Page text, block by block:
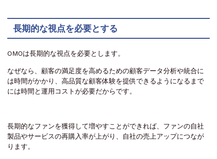
長期的な視点を必要とする
OMOは長期的な視点を必要とします。
なぜなら、顧客の満足度を高めるための顧客データ分析や統合に
は時間がかかり、高品質な顧客体験を提供できるようになるまで
には時間と運用コストが必要だからです。
長期的なファンを獲得して増やすことができれば、ファンの自社
製品やサービスの再購入率が上がり、自社の売上アップにつなが
ります。